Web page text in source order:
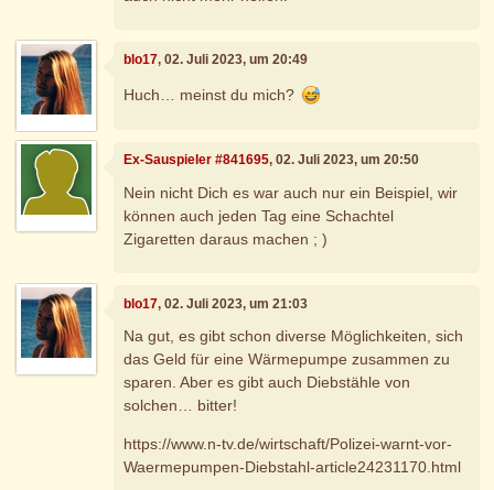
blo17, 02. Juli 2023, um 20:49
Huch… meinst du mich?
Ex-Sauspieler #841695, 02. Juli 2023, um 20:50
Nein nicht Dich es war auch nur ein Beispiel, wir
können auch jeden Tag eine Schachtel
Zigaretten daraus machen ; )
blo17, 02. Juli 2023, um 21:03
Na gut, es gibt schon diverse Möglichkeiten, sich
das Geld für eine Wärmepumpe zusammen zu
sparen. Aber es gibt auch Diebstähle von
solchen… bitter!
https://www.n-tv.de/wirtschaft/Polizei-warnt-vor-
Waermepumpen-Diebstahl-article24231170.html